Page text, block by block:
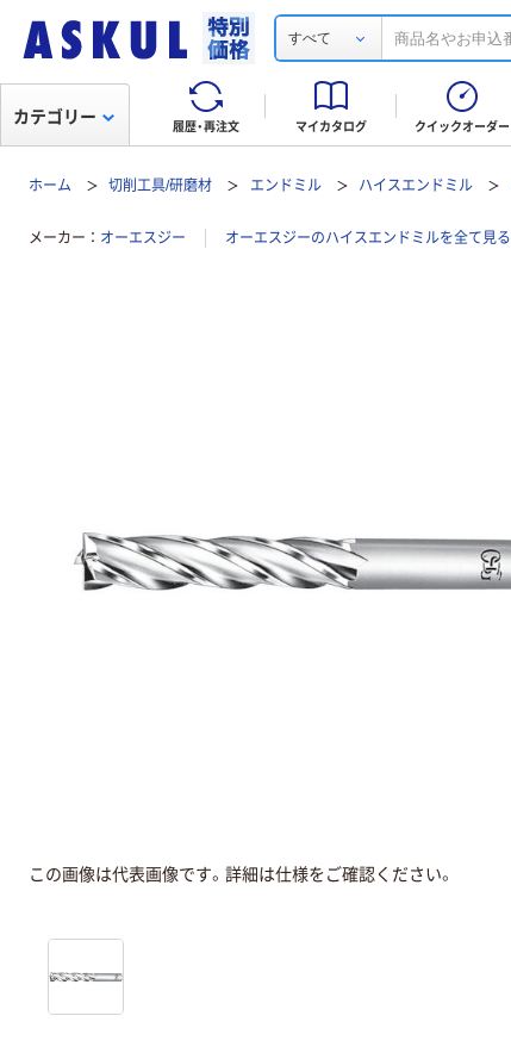
すべて
履歴・再注文 マイカタログ クイックオーダー
カテゴリー
ホーム 切削工具/研磨材 エンドミル ハイスエンドミル
メーカー オーエスジー オーエスジーのハイスエンドミルを全て見る
この画像は代表画像です。詳細は仕様をご確認ください。